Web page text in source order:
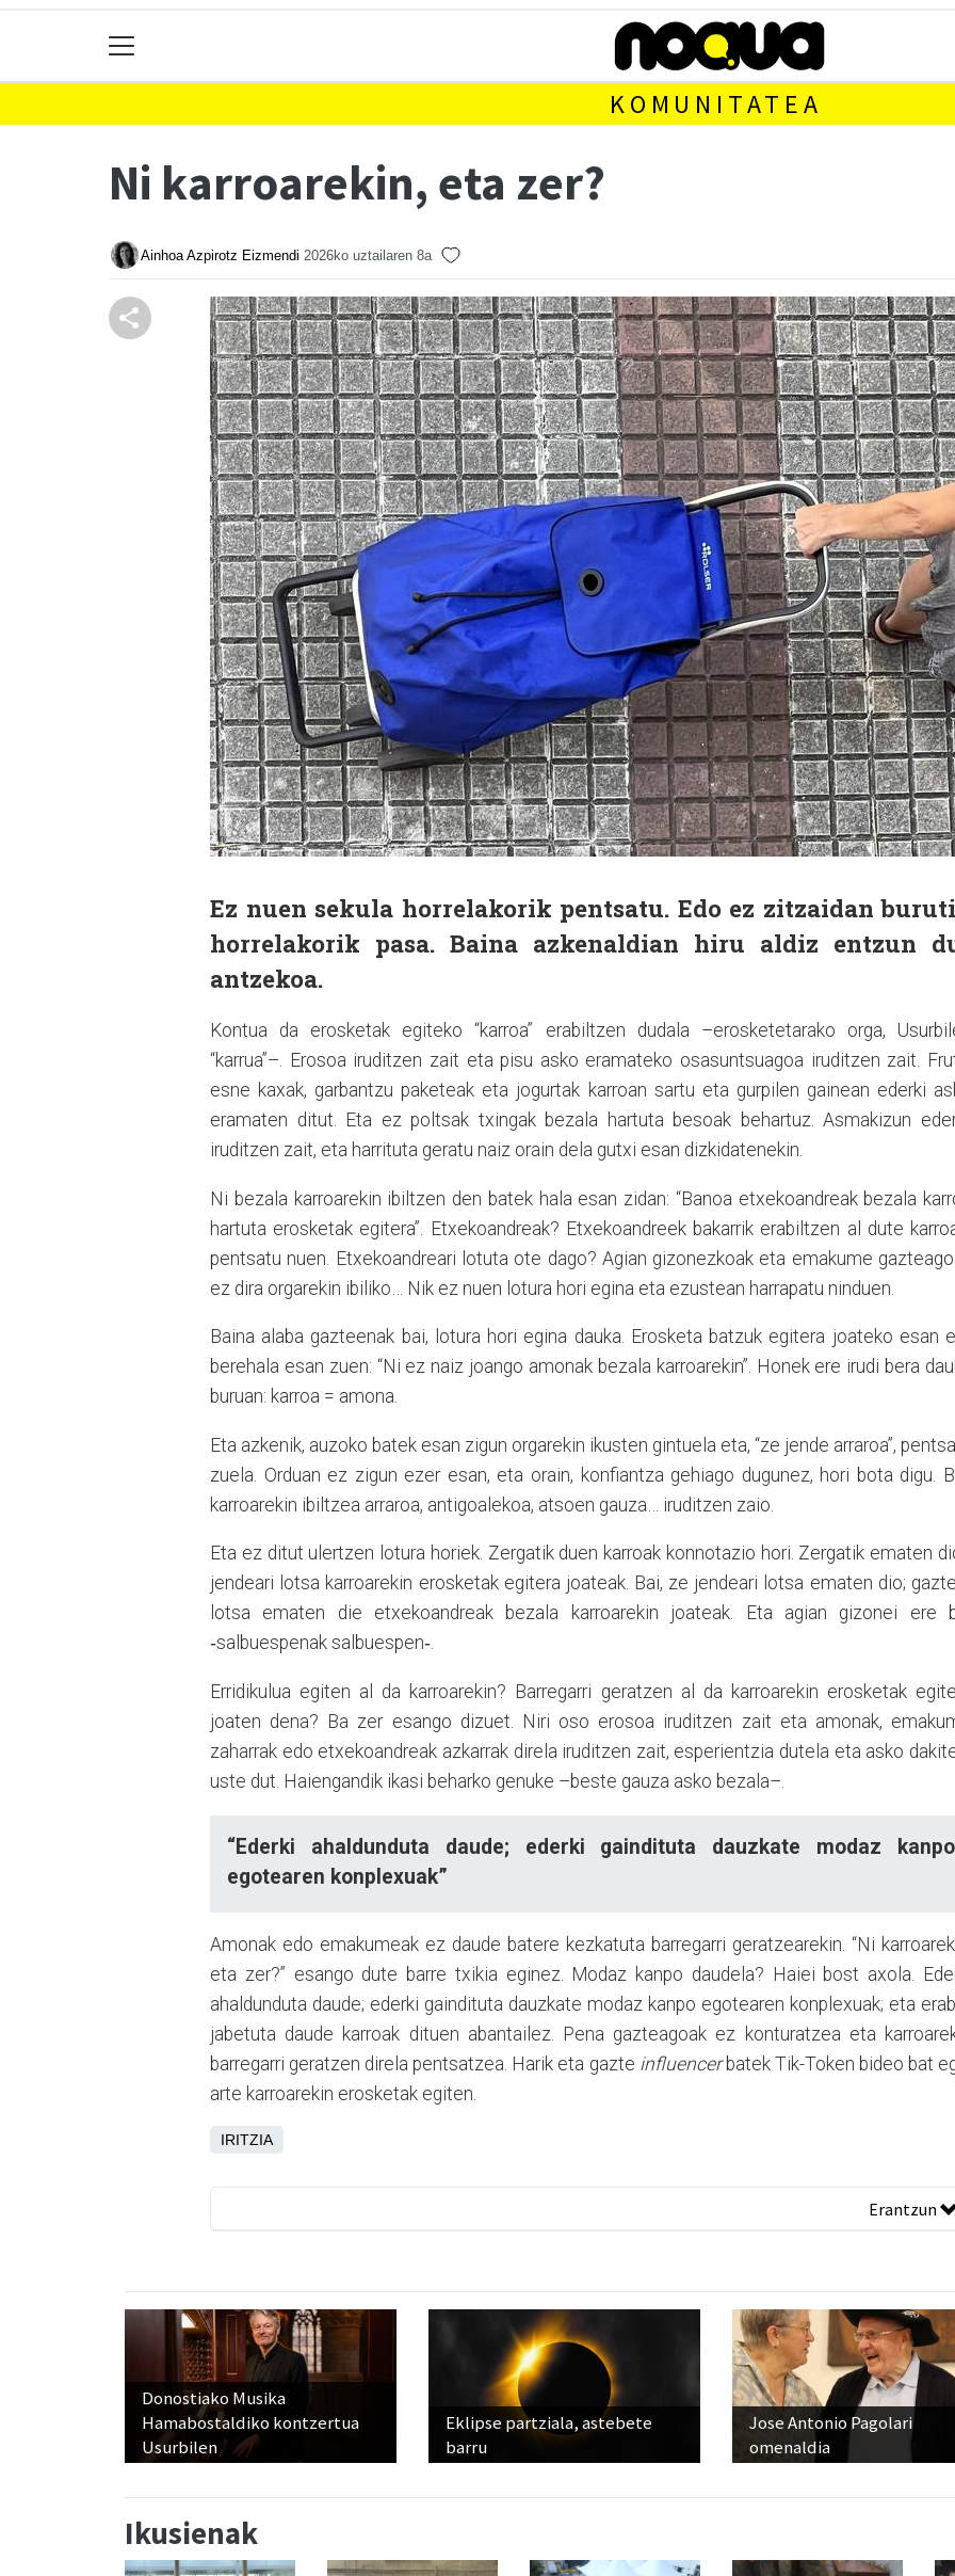
KOMUNITATEA
Ni karroarekin, eta zer?
Ainhoa Azpirotz Eizmendi 2026ko uztailaren 8a
Ez nuen sekula horrelakorik pentsatu. Edo ez zitzaidan
horrelakorik pasa. Baina azkenaldian hiru aldiz entzun
antzekoa.
Kontua da erosketak egiteko “karroa” erabiltzen dudala –erosketetarako orga,
“karrua”–. Erosoa iruditzen zait eta pisu asko eramateko osasuntsuagoa iruditzen zait.
esne kaxak, garbantzu paketeak eta jogurtak karroan sartu eta gurpilen gainean ederki
eramaten ditut. Eta ez poltsak txingak bezala hartuta besoak behartuz. Asmakizun
iruditzen zait, eta harrituta geratu naiz orain dela gutxi esan dizkidatenekin.
Ni bezala karroarekin ibiltzen den batek hala esan zidan: “Banoa etxekoandreak bezala
hartuta erosketak egitera”. Etxekoandreak? Etxekoandreek bakarrik erabiltzen al dute
pentsatu nuen. Etxekoandreari lotuta ote dago? Agian gizonezkoak eta emakume
ez dira orgarekin ibiliko… Nik ez nuen lotura hori egina eta ezustean harrapatu ninduen.
Baina alaba gazteenak bai, lotura hori egina dauka. Erosketa batzuk egitera joateko esan
berehala esan zuen: “Ni ez naiz joango amonak bezala karroarekin”. Honek ere irudi bera
buruan: karroa = amona.
Eta azkenik, auzoko batek esan zigun orgarekin ikusten gintuela eta, “ze jende arraroa”,
zuela. Orduan ez zigun ezer esan, eta orain, konfiantza gehiago dugunez, hori bota digu.
karroarekin ibiltzea arraroa, antigoalekoa, atsoen gauza… iruditzen zaio.
Eta ez ditut ulertzen lotura horiek. Zergatik duen karroak konnotazio hori. Zergatik ematen
jendeari lotsa karroarekin erosketak egitera joateak. Bai, ze jendeari lotsa ematen dio;
lotsa ematen die etxekoandreak bezala karroarekin joateak. Eta agian gizonei ere
‑salbuespenak salbuespen‑.
Erridikulua egiten al da karroarekin? Barregarri geratzen al da karroarekin erosketak
joaten dena? Ba zer esango dizuet. Niri oso erosoa iruditzen zait eta amonak,
zaharrak edo etxekoandreak azkarrak direla iruditzen zait, esperientzia dutela eta asko
uste dut. Haiengandik ikasi beharko genuke –beste gauza asko bezala–.
“Ederki ahaldunduta daude; ederki gaindituta dauzkate modaz kanpo
egotearen konplexuak”
Amonak edo emakumeak ez daude batere kezkatuta barregarri geratzearekin. “Ni
eta zer?” esango dute barre txikia eginez. Modaz kanpo daudela? Haiei bost axola.
ahaldunduta daude; ederki gaindituta dauzkate modaz kanpo egotearen konplexuak; eta
jabetuta daude karroak dituen abantailez. Pena gazteagoak ez konturatzea eta
barregarri geratzen direla pentsatzea. Harik eta gazte influencerbatek Tik-Token bideo bat
arte karroarekin erosketak egiten.
IRITZIA
Erantzun
Donostiako Musika
Hamabostaldiko kontzertua
Usurbilen
Eklipse partziala, astebete
barru
Jose Antonio Pagolari
omenaldia
Ikusienak